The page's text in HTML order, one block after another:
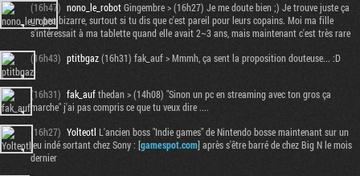
(16h47) nono_le_robotGingembre > (16h27) Je me doute bien ;) Je trouve juste ça
un peu bizarre, surtout si tu dis que c'est pareil pour leurs copains. Moi ma fille
s'intéressait à ma tablette quand elle avait 2~3 ans, mais maintenant c'est très rare
(16h43) ptitbgaz(16h31) fak_auf > Mmmh, ça sent la proposition douteuse... :D
(16h31) fak_aufthedan > (14h08) "Sinon un pc en streaming avec ton gros ça
marche" j'ai pas compris ce que tu veux dire ....
(16h27) Yolteotl L'ancien boss "Indie games" de Nintendo bosse maintenant sur un
jeu indé sortant chez Sony : [gamespot.com] après s'être barré de chez Big N le mois
dernier